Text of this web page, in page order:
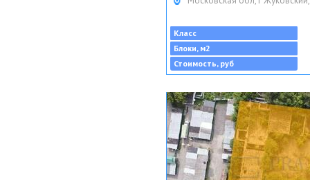
Класс
Блоки, м2
Стоимость, руб